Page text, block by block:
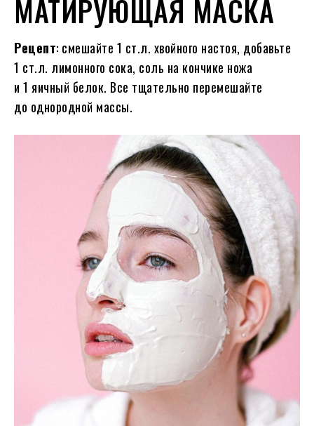
МАТИРУЮЩАЯ МАСКА
Рецепт: смешайте 1 ст.л. хвойного настоя, добавьте
1 ст.л. лимонного сока, соль на кончике ножа
и 1 яичный белок. Все тщательно перемешайте
до однородной массы.